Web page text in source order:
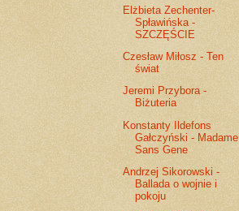
Elżbieta Zechenter-
Spławińska -
SZCZĘŚCIE
Czesław Miłosz - Ten
świat
Jeremi Przybora -
Biżuteria
Konstanty Ildefons
Gałczyński - Madame
Sans Gene
Andrzej Sikorowski -
Ballada o wojnie i
pokoju